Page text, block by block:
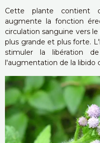
Cette plante contient
augmente la fonction
circulation sanguine vers
plus grande et plus forte.
stimuler la libération
l'augmentation de la libido